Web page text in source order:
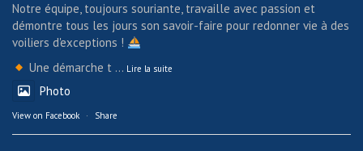
Notre équipe, toujours souriante, travaille avec passion et
démontre tous les jours son savoir-faire pour redonner vie à des
voiliers d'exceptions !
Une démarche t ... Lire la suite
Photo
View on Facebook · Share